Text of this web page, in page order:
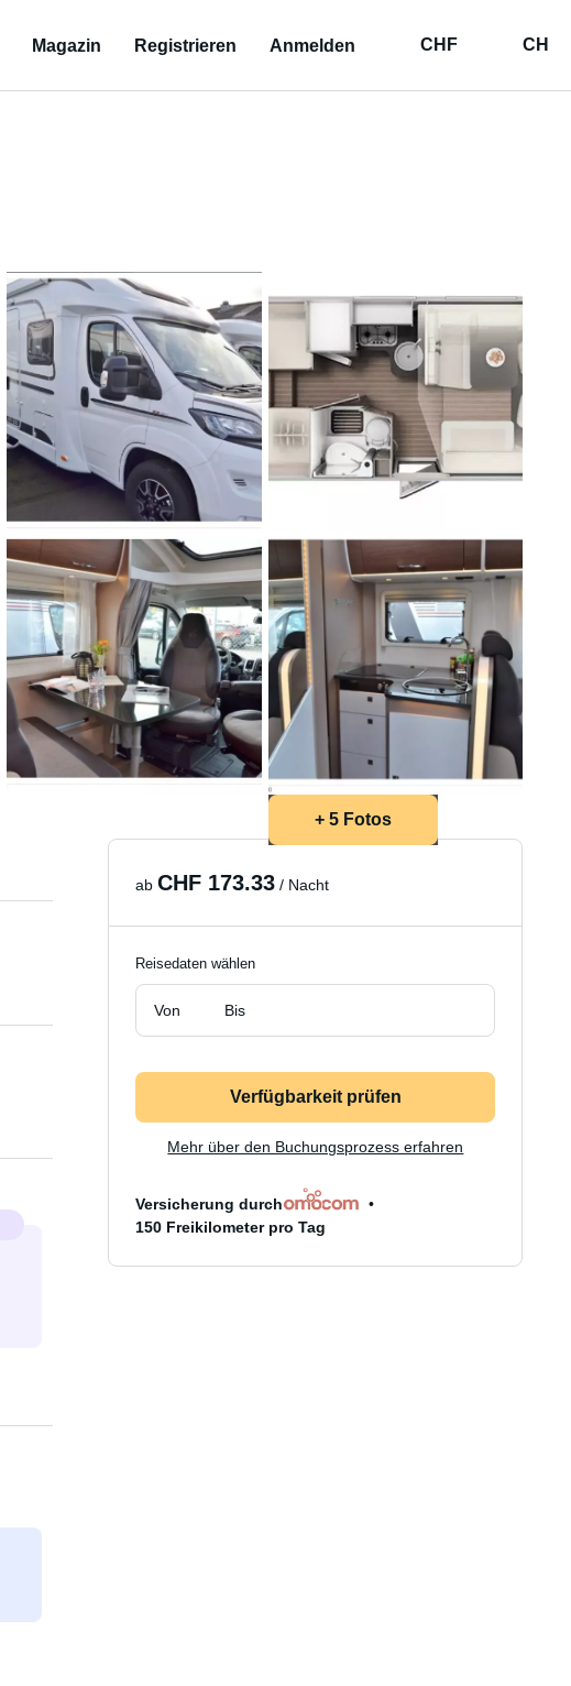
Magazin Registrieren Anmelden CHF CH
+ 5 Fotos
abCHF 173.33 / Nacht
Reisedaten wählen
Von Bis
Verfügbarkeit prüfen
Mehr über den Buchungsprozess erfahren
Versicherung durch
150 Freikilometer pro Tag